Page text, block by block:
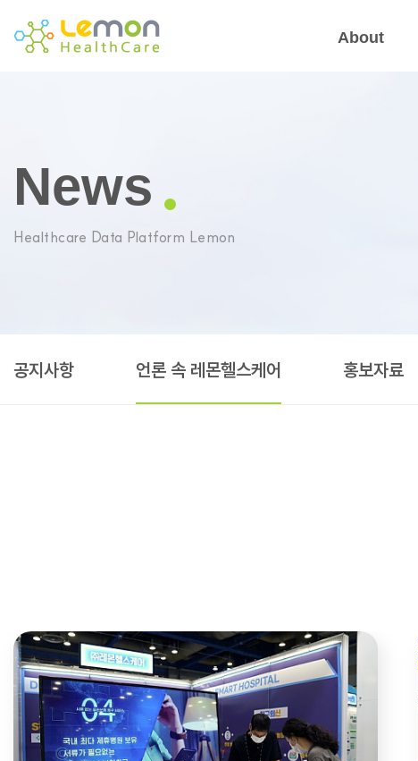
About
News
Healthcare Data Platform Lemon
공지사항 언론 속 레몬헬스케어 홍보자료